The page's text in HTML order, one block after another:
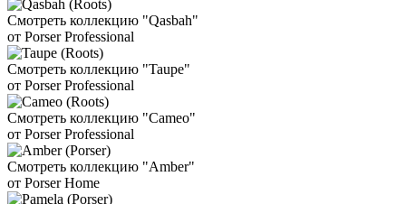
Смотреть коллекцию "Qasbah"
от Porser Professional
Смотреть коллекцию "Taupe"
от Porser Professional
Смотреть коллекцию "Cameo"
от Porser Professional
Смотреть коллекцию "Amber"
от Porser Home